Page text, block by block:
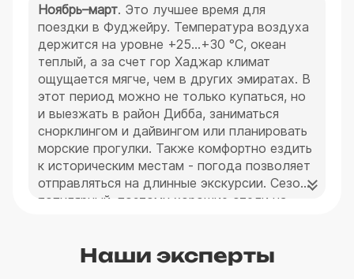
Ноябрь–март. Это лучшее время для
поездки в Фуджейру. Температура воздуха
держится на уровне +25…+30 °C, океан
теплый, а за счет гор Хаджар климат
ощущается мягче, чем в других эмиратах. В
этот период можно не только купаться, но
и выезжать в район Дибба, заниматься
снорклингом и дайвингом или планировать
морские прогулки. Также комфортно ездить
к историческим местам - погода позволяет
отправляться на длинные экскурсии. Сезон
популярный, поэтому хорошие отели на
Стоимость тура в Фуджейру в это время от
Наши эксперты